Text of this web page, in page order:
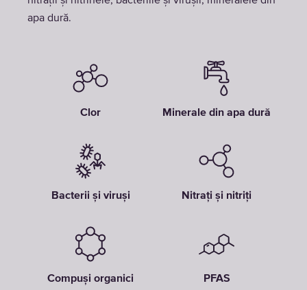
apa dură.
Clor Minerale din apa dură
Bacterii și viruși Nitrați și nitriți
Compuși organici PFAS